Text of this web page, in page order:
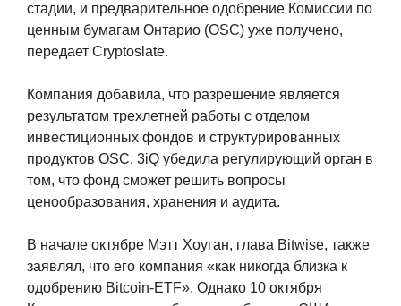
стадии, и предварительное одобрение Комиссии по
ценным бумагам Онтарио (OSC) уже получено,
передает Сryptoslate.
Компания добавила, что разрешение является
результатом трехлетней работы с отделом
инвестиционных фондов и структурированных
продуктов OSC. 3iQ убедила регулирующий орган в
том, что фонд сможет решить вопросы
ценообразования, хранения и аудита.
В начале октябре Мэтт Хоуган, глава Bitwise, также
заявлял, что его компания «как никогда близка к
одобрению Bitcoin-ETF». Однако 10 октября